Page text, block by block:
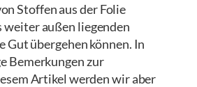
Stoffen aus der Folie
weiter außen liegenden
Gut übergehen können. In
Bemerkungen zur
Artikel werden wir aber